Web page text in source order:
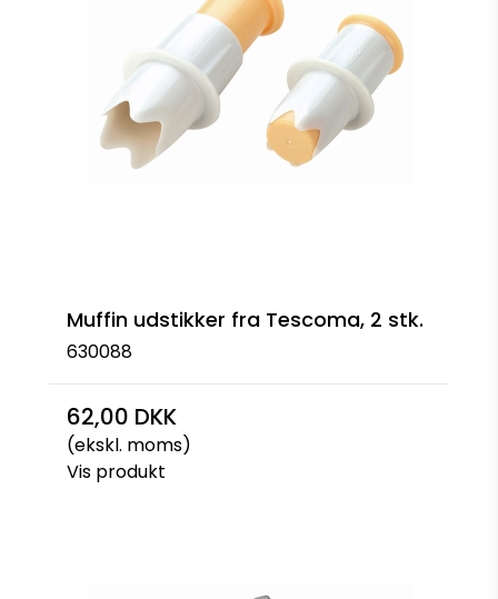
Muffin udstikker fra Tescoma, 2 stk.
630088
62,00 DKK
(ekskl. moms)
Vis produkt